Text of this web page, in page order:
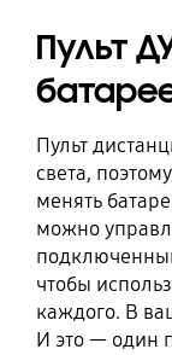
Пульт
Пульт
света,
менять
можно
чтобы
каждого. В
И это — один